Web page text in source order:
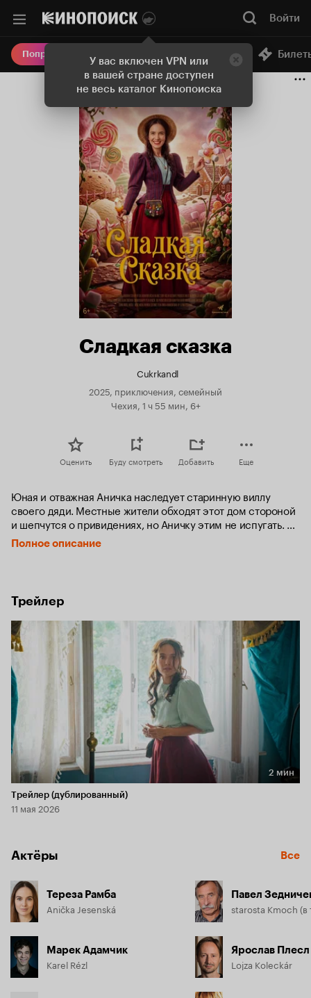
У вас включен VPN или
в вашей стране доступен
не весь каталог Кинопоиска
Войти
Попробовать Плюс Онлайн-кинотеатр
Сладкая сказка
Cukrkandl
2025, приключения, семейный
Чехия, 1 ч 55 мин, 6+
Оценить Буду смотреть Добавить Еще
Юная и отважная Аничка наследует старинную виллу
своего дяди. Местные жители обходят этот дом стороной
и шепчутся о привидениях, но Аничку этим не испугать.
В таинственной дядиной оранжерее она находит
удивительное сокровище — редкое перуанское растение,
Но, когда коварный городской завистник доктор Друмл
решает украсть секрет чудесного лекарства, на помощь
Аничке приходит банда весёлых и верных местных
ребятишек.
Полное описание
Трейлер
Длительность 2 мин
2 мин
Трейлер (дублированный)
11 мая 2026
Актёры Все
Тереза Рамба
Anička Jesenská
Марек Адамчик
Karel Rézl
Павел
Ярослав Плесл
Lojza Koleckár